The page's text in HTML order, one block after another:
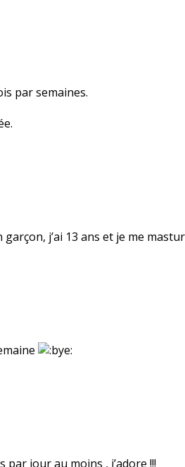
par semaines.
j’ai 13 ans et je me
par jour au moins , j’adore !!!